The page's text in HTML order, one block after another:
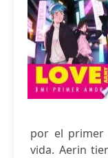
por el primer
vida. Aerin